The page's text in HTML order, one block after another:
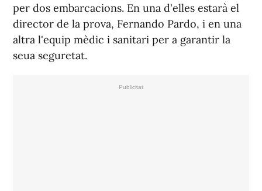
per dos embarcacions. En una d'elles estarà el
director de la prova, Fernando Pardo, i en una
altra l'equip mèdic i sanitari per a garantir la
seua seguretat.